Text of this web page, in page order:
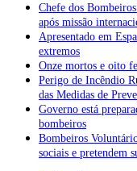
Chefe dos
após missão
Apresentado em
extremos
Onze mortos e oito
Perigo de Incêndio
das Medidas de
Governo está
bombeiros
Bombeiros
sociais e pretendem